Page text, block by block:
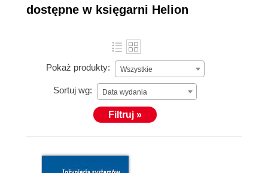
dostępne w księgarni Helion
Pokaż produkty: Wszystkie
Sortuj wg: Data wydania
Filtruj »